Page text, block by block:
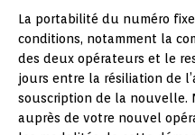
La portabilité du numéro
conditions, notamment la
des deux opérateurs et le
jours entre la résiliation de
souscription de la nouvelle.
auprès de votre nouvel